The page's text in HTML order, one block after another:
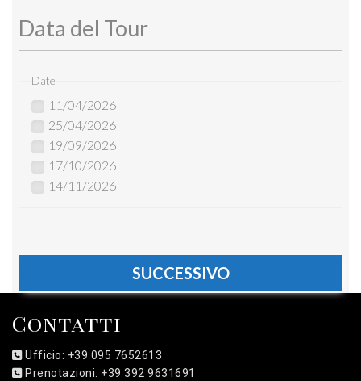
Data del Tour
Date
11/04/2026
25/04/2026
19/09/2026
17/10/2026
14/11/2026
Contatti
Ufficio: +39 095 7652613
Prenotazioni: +39 392 9631691